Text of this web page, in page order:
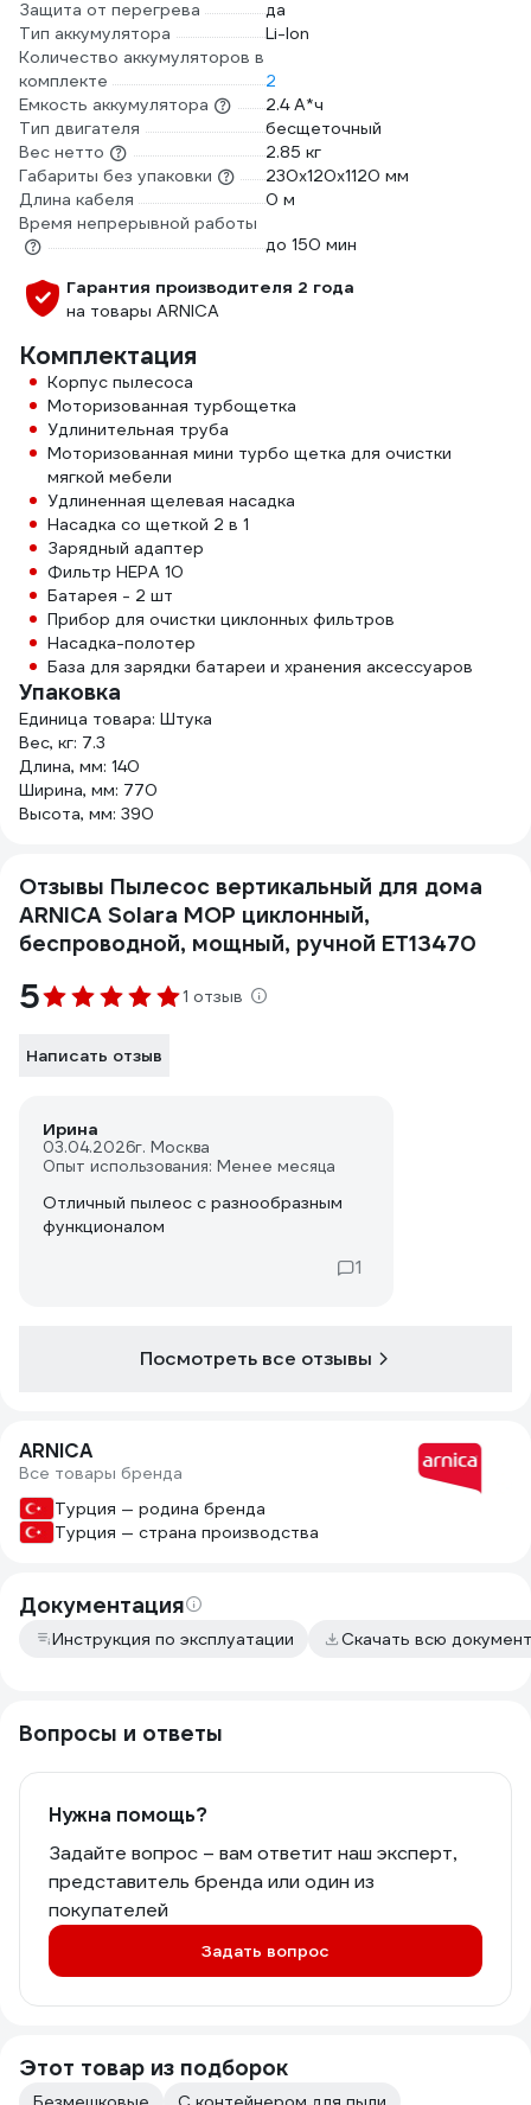
Защита от перегрева
да
Тип аккумулятора
Li-lon
Количество аккумуляторов в
комплекте
2
Емкость аккумулятора
2.4 А*ч
Тип двигателя
бесщеточный
Вес нетто
2.85 кг
Габариты без упаковки
230x120x1120 мм
Длина кабеля
0 м
Время непрерывной работы
до 150 мин
Гарантия производителя 2 года
на товары ARNICA
Комплектация
Корпус пылесоса
Моторизованная турбощетка
Удлинительная труба
Моторизованная мини турбо щетка для очистки
мягкой мебели
Удлиненная щелевая насадка
Насадка со щеткой 2 в 1
Зарядный адаптер
Фильтр HEPA 10
Батарея - 2 шт
Прибор для очистки циклонных фильтров
Насадка-полотер
База для зарядки батареи и хранения аксессуаров
Упаковка
Единица товара: Штука
Вес, кг: 7.3
Длина, мм: 140
Ширина, мм: 770
Высота, мм: 390
Отзывы Пылесос вертикальный для дома
ARNICA Solara MOP циклонный,
беспроводной, мощный, ручной ET13470
5 1 отзыв
Написать отзыв
Ирина
03.04.2026г. Москва
Опыт использования: Менее месяца
Отличный пылеос с разнообразным
функционалом
1
Посмотреть все отзывы
ARNICA
Все товары бренда
Турция — родина бренда
Турция — страна производства
Документация
Инструкция по эксплуатации Скачать всю
Вопросы и ответы
Нужна помощь?
Задайте вопрос – вам ответит наш эксперт,
представитель бренда или один из
покупателей
Задать вопрос
Этот товар из подборок